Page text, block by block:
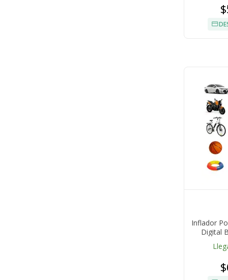
Inflador
Digital